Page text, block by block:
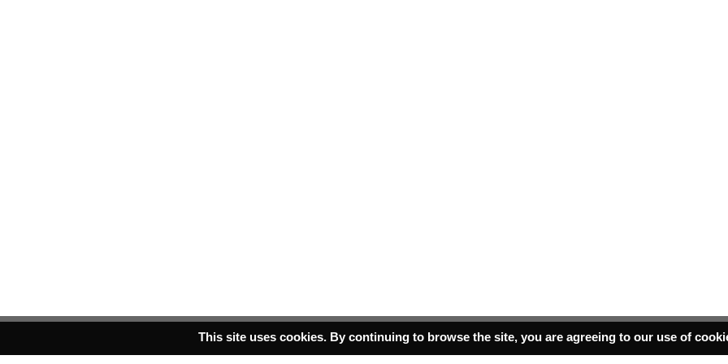
This site uses cookies. By continuing to browse the site, you are agreeing to our use of